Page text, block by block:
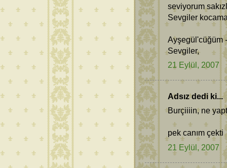
seviyorum
Sevgiler
Ayşegül'cüğüm
Sevgiler,
21 Eylül, 2007
Adsız dedi ki...
Burçiiiin, ne
pek canım çekti
21 Eylül, 2007